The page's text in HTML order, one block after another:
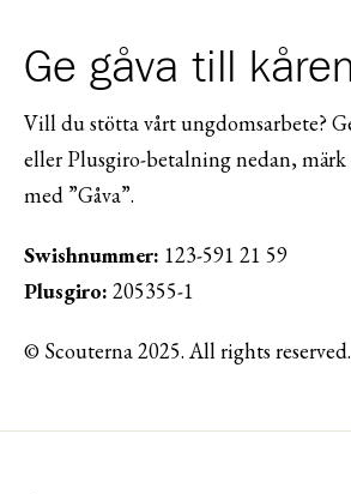
Ge gåva till kåren
Vill du stötta vårt ungdomsarbete?
eller Plusgiro-betalning nedan,
med ”Gåva”.
Swishnummer: 123-591 21 59
Plusgiro: 205355-1
© Scouterna 2025. All rights reserved.